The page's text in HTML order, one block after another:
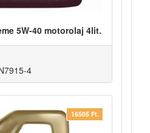
5W-40 motorolaj 4lit.
4
16505 Ft.